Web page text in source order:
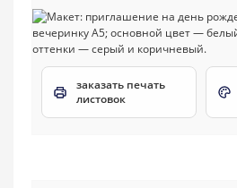
заказать печать
листовок